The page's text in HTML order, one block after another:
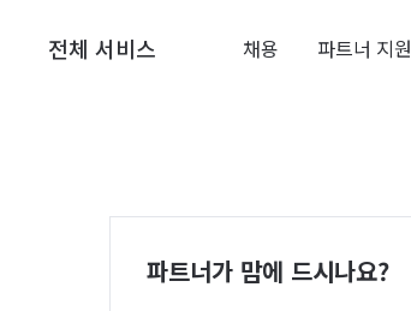
전체 서비스 채용 파트너 지원
파트너가 맘에 드시나요?